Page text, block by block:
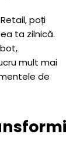
poți
ta zilnică.
mult mai
de